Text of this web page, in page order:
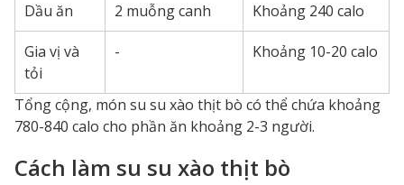
Dầu ăn 2 muỗng canh Khoảng 240 calo
Gia vị và
tỏi
- Khoảng 10-20 calo
Tổng cộng, món su su xào thịt bò có thể chứa khoảng
780-840 calo cho phần ăn khoảng 2-3 người.
Cách làm su su xào thịt bò